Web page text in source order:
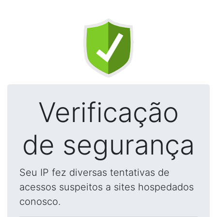
Verificação
de segurança
Seu IP fez diversas tentativas de
acessos suspeitos a sites hospedados
conosco.